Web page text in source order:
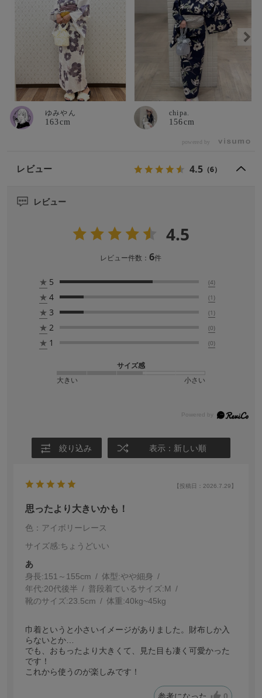
ゆみやん
163cm
chipa.
156cm
powered by
レビュー 4.5 （6）
レビュー
4.5
レビュー件数：6件
★ 5 (4)
★ 4 (1)
★ 3 (1)
★ 2 (0)
★ 1 (0)
サイズ感
大きい
小さい
絞り込み 表示：新しい順
【投稿日：2026.7.29】
思ったより大きいかも！
色：アイボリーレース
サイズ感:ちょうどいい
あ
身長:151～155cm 体型:細身
年代:20代後半 普段着ているサイズ:M
靴のサイズ:23.5cm 体重:40kg~45kg
巾着というと小さいイメージがありました。財布しか入
らないとか…
でも、おもったより大きくて、見た目も凄く可愛かった
です！
これから使うのが楽しみです！